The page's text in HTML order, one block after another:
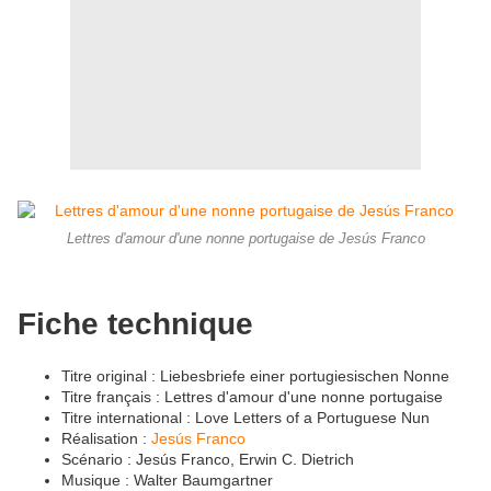
Lettres d'amour d'une nonne portugaise de Jesús Franco
Fiche technique
Titre original : Liebesbriefe einer portugiesischen Nonne
Titre français : Lettres d'amour d'une nonne portugaise
Titre international : Love Letters of a Portuguese Nun
Réalisation : Jesús Franco
Scénario : Jesús Franco, Erwin C. Dietrich
Musique : Walter Baumgartner